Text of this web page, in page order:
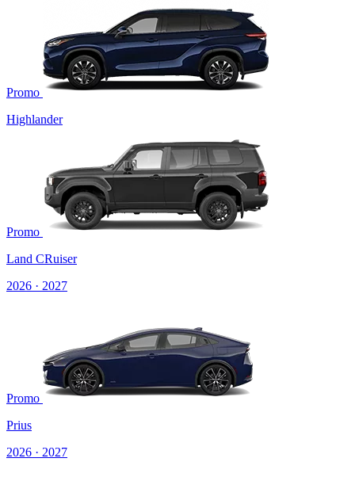
Promo
Highlander
Promo
Land CRuiser
2026 · 2027
Promo
Prius
2026 · 2027